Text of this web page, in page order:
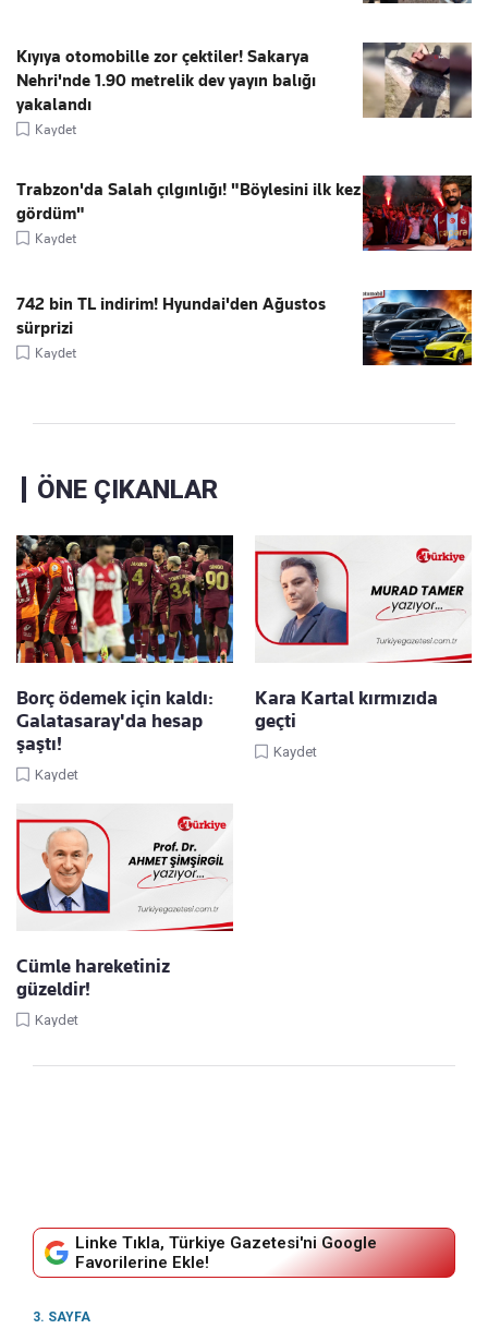
Kıyıya otomobille zor çektiler! Sakarya
Nehri'nde 1.90 metrelik dev yayın balığı
yakalandı
Kaydet
Trabzon'da Salah çılgınlığı! "Böylesini ilk kez
gördüm"
Kaydet
742 bin TL indirim! Hyundai'den Ağustos
sürprizi
Kaydet
ÖNE ÇIKANLAR
Borç ödemek için kaldı:
Galatasaray'da hesap
şaştı!
Kaydet
Kara Kartal kırmızıda
geçti
Kaydet
Cümle hareketiniz
güzeldir!
Kaydet
Linke Tıkla, Türkiye Gazetesi'ni Google
Favorilerine Ekle!
3. SAYFA